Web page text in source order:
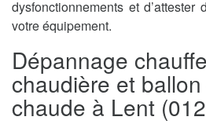
dysfonctionnements et
votre équipement.
Dépannage
chaudière et ballon
chaude à Lent